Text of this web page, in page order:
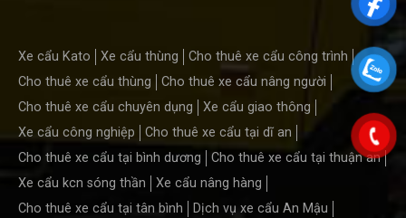
Xe cẩu Kato Xe cẩu thùng
Cho thuê xe cẩu công trình
Cho thuê xe cẩu thùng
Cho thuê xe cẩu nâng người
Cho thuê xe cẩu chuyên dụng
Xe cẩu giao thông
Xe cẩu công nghiệp
Cho thuê xe cẩu tại dĩ an
Cho thuê xe cẩu tại bình dương
Cho thuê xe cẩu tại thuận an
Xe cẩu kcn sóng thần
Xe cẩu nâng hàng
Cho thuê xe cẩu tại tân bình
Dịch vụ xe cẩu An Mậu